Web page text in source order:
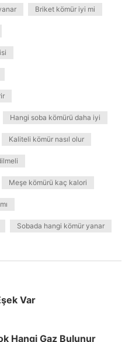
Briket kömür iyi mi
Hangi soba kömürü daha iyi
Kaliteli kömür nasıl olur
Meşe kömürü kaç kalori
Sobada hangi kömür yanar
Var
Hangi Gaz Bulunur